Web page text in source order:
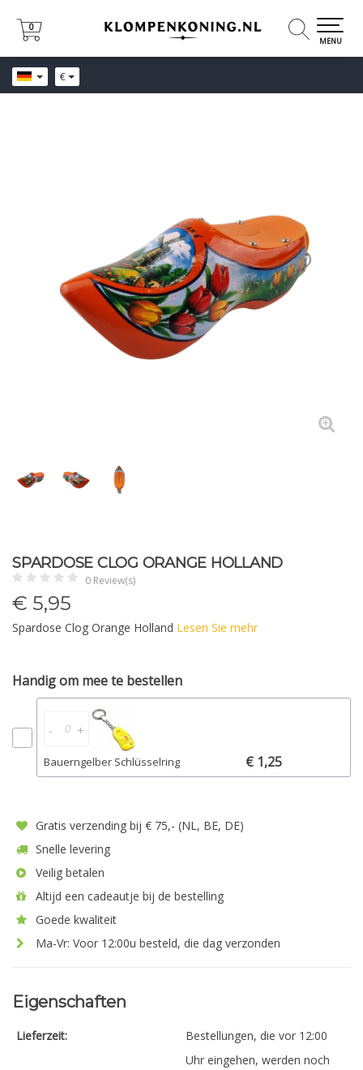
€
0
0
MENU
SPARDOSE CLOG ORANGE HOLLAND
0 Review(s)
€ 5,95
Spardose Clog Orange Holland Lesen Sie mehr
Handig om mee te bestellen
- +
Bauerngelber Schlüsselring € 1,25
Gratis verzending bij € 75,- (NL, BE, DE)
Snelle levering
Veilig betalen
Altijd een cadeautje bij de bestelling
Goede kwaliteit
Ma-Vr: Voor 12:00u besteld, die dag verzonden
Eigenschaften
Lieferzeit:
Bestellungen, die vor 12:00
Uhr eingehen, werden noch